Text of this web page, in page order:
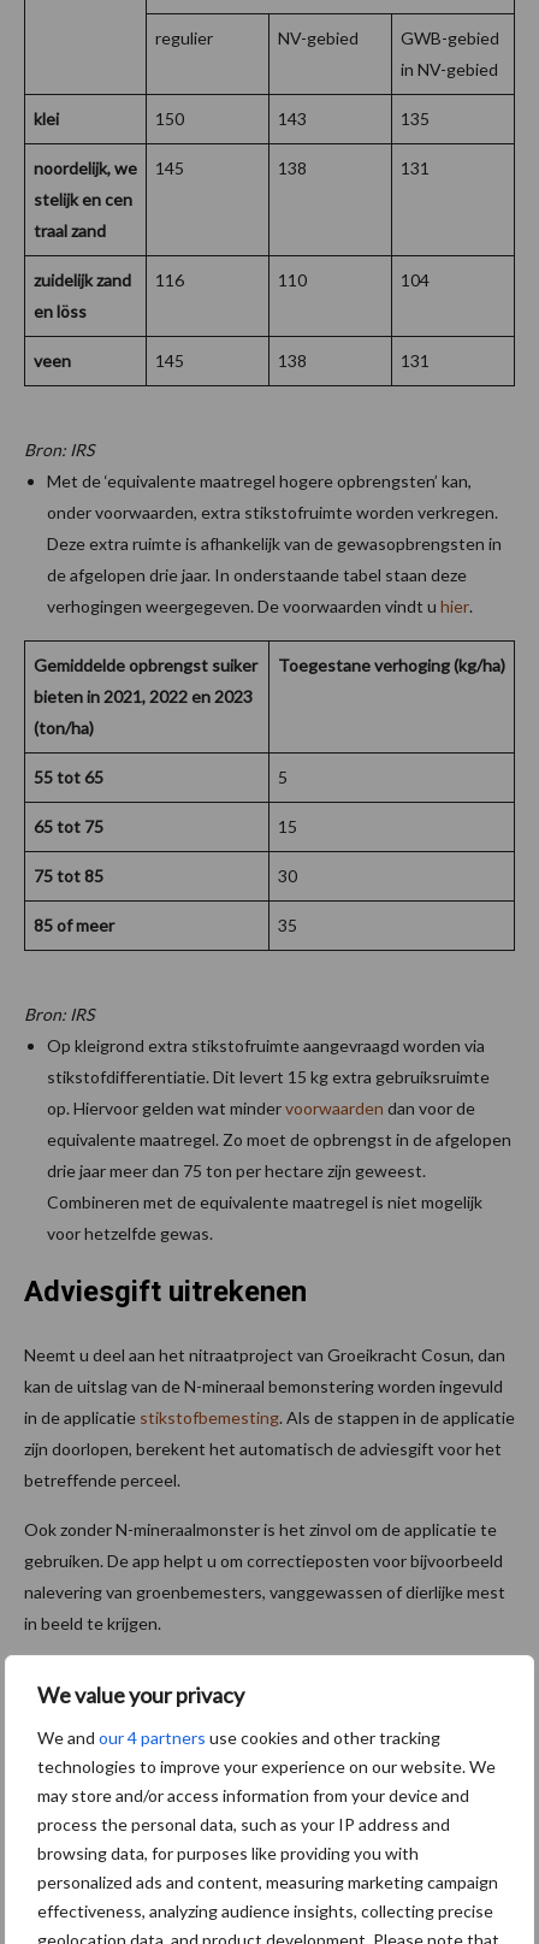
We value your privacy
We and our 4 partners use cookies and other tracking
technologies to improve your experience on our website. We
may store and/or access information from your device and
process the personal data, such as your IP address and
browsing data, for purposes like providing you with
personalized ads and content, measuring marketing campaign
effectiveness, analyzing audience insights, collecting precise
geolocation data, and product development. Please note that
regulier NV-gebied
GWB-gebied
in NV-gebied
klei 150 143 135
noordelijk, we
stelijk en cen
traal zand
145 138 131
zuidelijk zand
en löss
116 110 104
veen 145 138 131
Bron: IRS
Met de ‘equivalente maatregel hogere opbrengsten’ kan,
onder voorwaarden, extra stikstofruimte worden verkregen.
Deze extra ruimte is afhankelijk van de gewasopbrengsten in
de afgelopen drie jaar. In onderstaande tabel staan deze
verhogingen weergegeven. De voorwaarden vindt u hier.
Gemiddelde opbrengst suiker
bieten in 2021, 2022 en 2023
(ton/ha)
Toegestane verhoging (kg/ha)
55 tot 65 5
65 tot 75 15
75 tot 85 30
85 of meer 35
Bron: IRS
Op kleigrond extra stikstofruimte aangevraagd worden via
stikstofdifferentiatie. Dit levert 15 kg extra gebruiksruimte
op. Hiervoor gelden wat mindervoorwaarden dan voor de
equivalente maatregel. Zo moet de opbrengst in de afgelopen
drie jaar meer dan 75 ton per hectare zijn geweest.
Combineren met de equivalente maatregel is niet mogelijk
voor hetzelfde gewas.
Adviesgift uitrekenen
Neemt u deel aan het nitraatproject van Groeikracht Cosun, dan
kan de uitslag van de N-mineraal bemonstering worden ingevuld
in de applicatie stikstofbemesting. Als de stappen in de applicatie
zijn doorlopen, berekent het automatisch de adviesgift voor het
betreffende perceel.
Ook zonder N-mineraalmonster is het zinvol om de applicatie te
gebruiken. De app helpt u om correctieposten voor bijvoorbeeld
nalevering van groenbemesters, vanggewassen of dierlijke mest
in beeld te krijgen.
teelthandleidingen in het IRS-
IRS
Aanbevolen voor jou! suikerbieten
zaaien
Ctgb laat nieuw
onkruidbestrijdingsmiddel